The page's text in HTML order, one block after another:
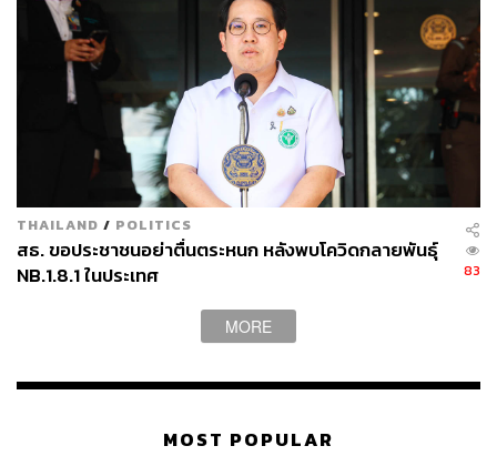
ABOUT THE AUTHOR
THE STANDARD TEAM
THAILAND / POLITICS
สธ. ขอประชาชนอย่าตื่นตระหนก หลังพบโควิดกลายพันธุ์
NB.1.8.1 ในประเทศ
83
MORE
MOST POPULAR